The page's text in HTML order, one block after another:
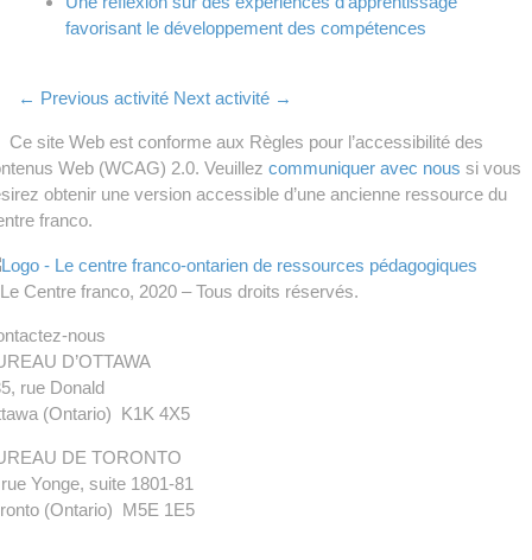
favorisant le développement des compétences
← Previous activité Next activité →
Ce site Web est conforme aux Règles pour l’accessibilité des
Web (WCAG) 2.0. Veuillez communiquer avec nous si vous
obtenir une version accessible d’une ancienne ressource du
franco.
Centre franco, 2020 – Tous droits réservés.
nous
D’OTTAWA
rue Donald
(Ontario) K1K 4X5
DE TORONTO
Yonge, suite 1801-81
(Ontario) M5E 1E5